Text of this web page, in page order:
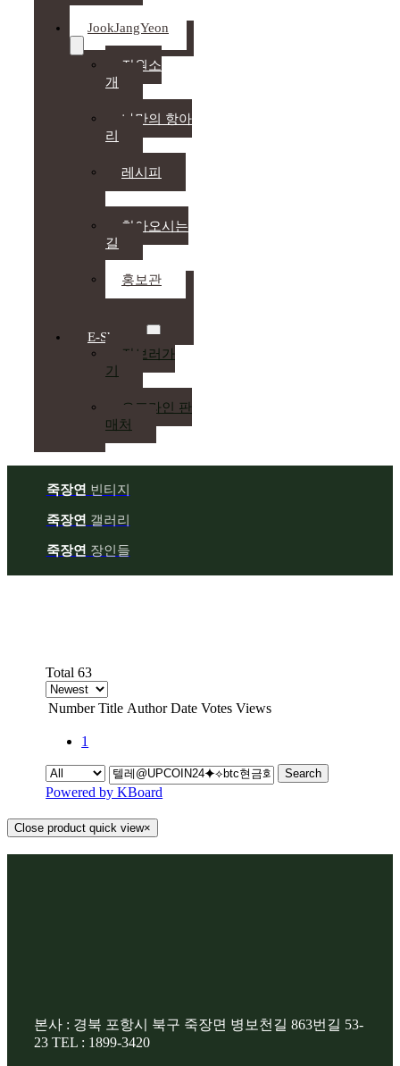
JookJangYeon
장원소
개
나만의 항아
리
레시피
찾아오시는
길
홍보관
E-Shop
장보러가
기
오프라인 판
매처
죽장연 빈티지
죽장연 갤러리
죽장연 장인들
Total 63
Number Title Author Date Votes Views
1
Search
Powered by KBoard
Close product quick view×
본사 : 경북 포항시 북구 죽장면 병보천길 863번길 53-
23 TEL : 1899-3420